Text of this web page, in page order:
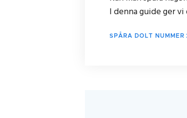
I denna guide ger
SPÅRA DOLT NUMMER